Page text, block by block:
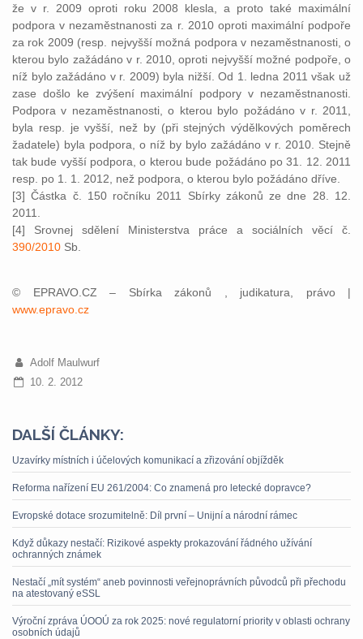
že v r. 2009 oproti roku 2008 klesla, a proto také maximální
podpora v nezaměstnanosti za r. 2010 oproti maximální podpoře
za rok 2009 (resp. nejvyšší možná podpora v nezaměstnanosti, o
kterou bylo zažádáno v r. 2010, oproti nejvyšší možné podpoře, o
níž bylo zažádáno v r. 2009) byla nižší. Od 1. ledna 2011 však už
zase došlo ke zvýšení maximální podpory v nezaměstnanosti.
Podpora v nezaměstnanosti, o kterou bylo požádáno v r. 2011,
byla resp. je vyšší, než by (při stejných výdělkových poměrech
žadatele) byla podpora, o níž by bylo zažádáno v r. 2010. Stejně
tak bude vyšší podpora, o kterou bude požádáno po 31. 12. 2011
resp. po 1. 1. 2012, než podpora, o kterou bylo požádáno dříve.
[3] Částka č. 150 ročníku 2011 Sbírky zákonů ze dne 28. 12.
2011.
[4] Srovnej sdělení Ministerstva práce a sociálních věcí č.
390/2010 Sb.
© EPRAVO.CZ – Sbírka zákonů , judikatura, právo |
www.epravo.cz
Adolf Maulwurf
10. 2. 2012
DALŠÍ ČLÁNKY:
Uzavírky místních i účelových komunikací a zřizování objížděk
Reforma nařízení EU 261/2004: Co znamená pro letecké dopravce?
Evropské dotace srozumitelně: Díl první – Unijní a národní rámec
Když důkazy nestačí: Rizikové aspekty prokazování řádného užívání
ochranných známek
Nestačí „mít systém“ aneb povinnosti veřejnoprávních původců při přechodu
na atestovaný eSSL
Výroční zpráva ÚOOÚ za rok 2025: nové regulatorní priority v oblasti ochrany
osobních údajů